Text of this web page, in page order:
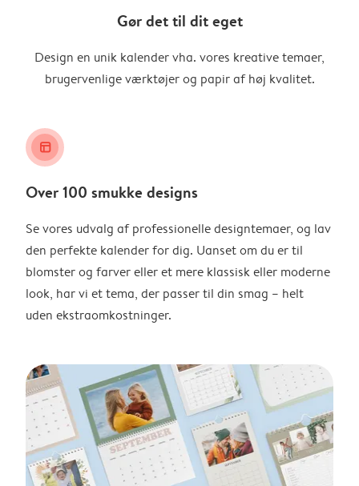
Gør det til dit eget
Design en unik kalender vha. vores kreative temaer,
brugervenlige værktøjer og papir af høj kvalitet.
layout_alt
Over 100 smukke designs
Se vores udvalg af professionelle designtemaer, og lav
den perfekte kalender for dig. Uanset om du er til
blomster og farver eller et mere klassisk eller moderne
look, har vi et tema, der passer til din smag – helt
uden ekstraomkostninger.